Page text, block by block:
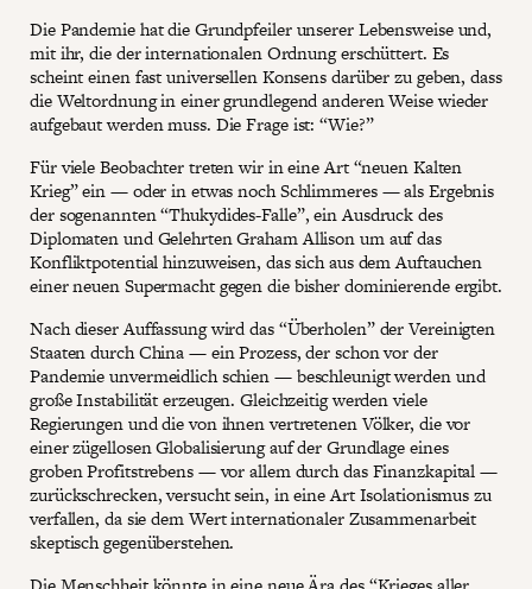
Die Pandemie hat die Grundpfeiler unserer Lebensweise und,
mit ihr, die der internationalen Ordnung erschüttert. Es
scheint einen fast universellen Konsens darüber zu geben, dass
die Weltordnung in einer grundlegend anderen Weise wieder
aufgebaut werden muss. Die Frage ist: “Wie?”
Für viele Beobachter treten wir in eine Art “neuen Kalten
Krieg” ein — oder in etwas noch Schlimmeres — als Ergebnis
der sogenannten “Thukydides-Falle”, ein Ausdruck des
Diplomaten und Gelehrten Graham Allison um auf das
Konfliktpotential hinzuweisen, das sich aus dem Auftauchen
einer neuen Supermacht gegen die bisher dominierende ergibt.
Nach dieser Auffassung wird das “Überholen” der Vereinigten
Staaten durch China — ein Prozess, der schon vor der
Pandemie unvermeidlich schien — beschleunigt werden und
große Instabilität erzeugen. Gleichzeitig werden viele
Regierungen und die von ihnen vertretenen Völker, die vor
einer zügellosen Globalisierung auf der Grundlage eines
groben Profitstrebens — vor allem durch das Finanzkapital —
zurückschrecken, versucht sein, in eine Art Isolationismus zu
verfallen, da sie dem Wert internationaler Zusammenarbeit
skeptisch gegenüberstehen.